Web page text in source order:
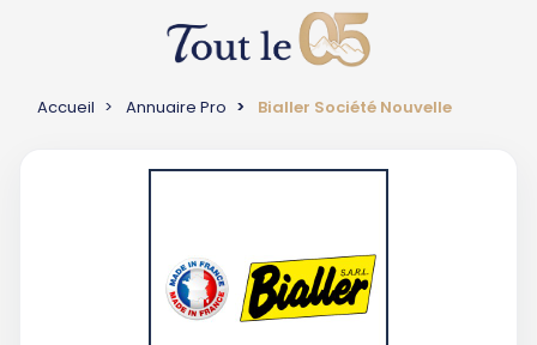
Accueil Annuaire Pro Bialler Société Nouvelle